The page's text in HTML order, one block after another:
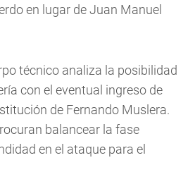
en lugar de Juan Manuel
técnico analiza la posibilidad
con el eventual ingreso de
de Fernando Muslera.
balancear la fase
en el ataque para el